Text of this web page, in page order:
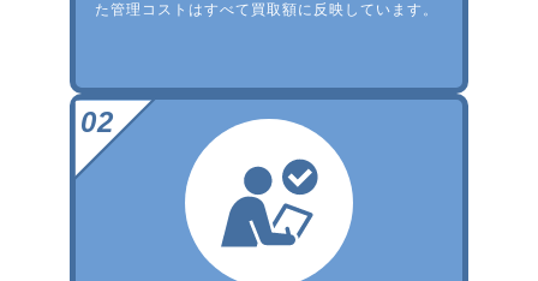
た管理コストはすべて買取額に反映しています。